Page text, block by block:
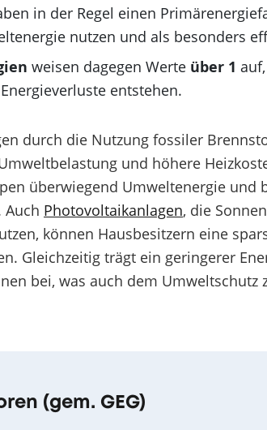
in der Regel einen
nutzen und als besonders
weisen dagegen Werte über 1
entstehen.
durch die Nutzung fossiler
und höhere
überwiegend Umweltenergie und
Auch Photovoltaikanlagen, die
können Hausbesitzern eine
Gleichzeitig trägt ein geringerer
bei, was auch dem Umweltschutz
(gem. GEG)